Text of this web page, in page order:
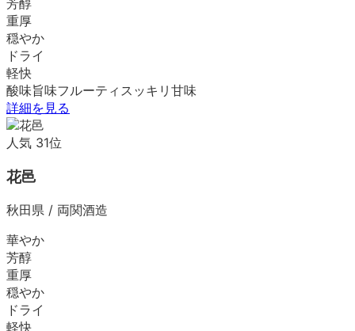
重厚
穏やか
ドライ
軽快
酸味旨味フルーティ スッキリ 甘味
詳細を見る
人気 31位
花邑
秋田県 / 両関酒造
華やか
芳醇
重厚
穏やか
ドライ
軽快